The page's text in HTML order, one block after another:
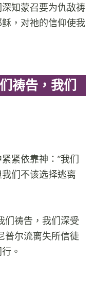
知蒙召要为仇敌祷
，对祂的信仰使我
祷告，我们
紧依靠神：”我们
们不该选择逃离
们祷告，我们深受
普尔流离失所信徒
。